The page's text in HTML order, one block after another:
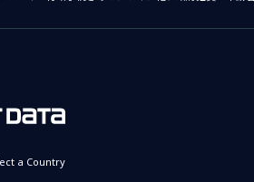
a Country